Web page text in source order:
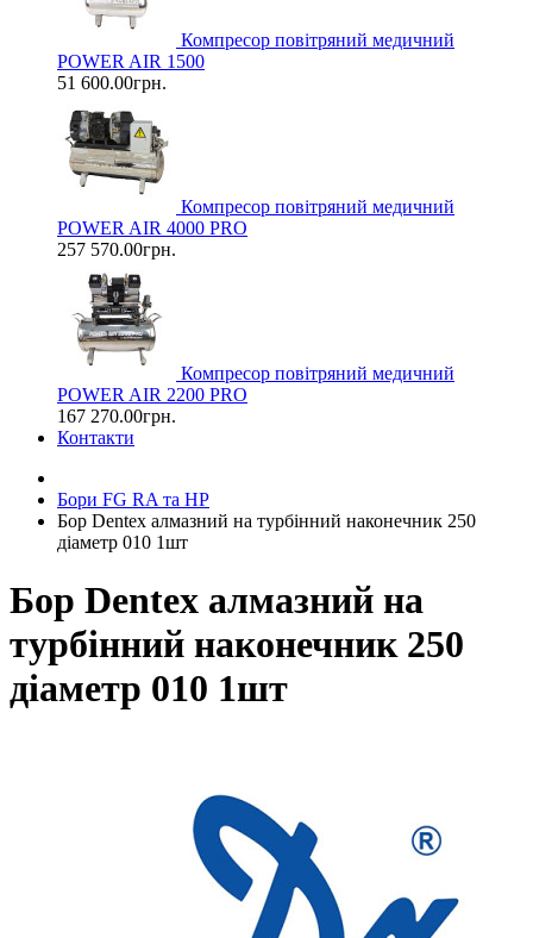
Компресор повітряний медичний
POWER AIR 1500
51 600.00грн.
Компресор повітряний медичний
POWER AIR 4000 PRO
257 570.00грн.
Компресор повітряний медичний
POWER AIR 2200 PRO
167 270.00грн.
Контакти
Бори FG RA та HP
Бор Dentex алмазний на турбінний наконечник 250
діаметр 010 1шт
Бор Dentex алмазний на
турбінний наконечник 250
діаметр 010 1шт